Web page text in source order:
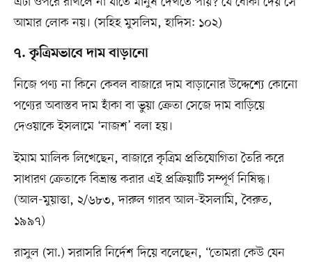
আমার লোক নয়। (সহিহ মুসলিম, হাদিস: ১০২)
৭. কৃত্রিমভাবে দাম বাড়ানো
নিজে পণ্য না কিনে কেবল বাজারে দাম বাড়ানোর উদ্দেশ্যে কোনো
পণ্যের অবাস্তব দাম হাঁকা বা ভুয়া ক্রেতা সেজে দাম বাড়িয়ে
দেওয়াকে ইসলামে ‘নাজশ’ বলা হয়।
ইমাম মালিক লিখেছেন, বাজারে কৃত্রিম প্রতিযোগিতা তৈরি করে
সাধারণ ক্রেতাকে বিভ্রান্ত করার এই প্রক্রিয়াটি সম্পূর্ণ নিষিদ্ধ।
(আল-মুয়াত্তা, ২/৬৮৩, দারুল গারব আল-ইসলামি, বৈরুত,
১৯৯৭)
রাসুল (সা.) সরাসরি নির্দেশ দিয়ে বলেছেন, “তোমরা কেউ যেন